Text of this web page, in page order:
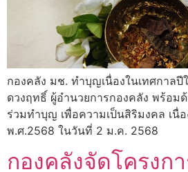
กองคลัง มช. ทำบุญเนื่องในเทศกาล
ดวงฤทธิ์ ผู้อำนวยการกองคลัง พร้อม
ร่วมทำบุญ เพื่อความเป็นสิริมงคล เนื่
พ.ศ.2568 ในวันที่ 2 ม.ค. 2568
กองคลังจัดโครงก